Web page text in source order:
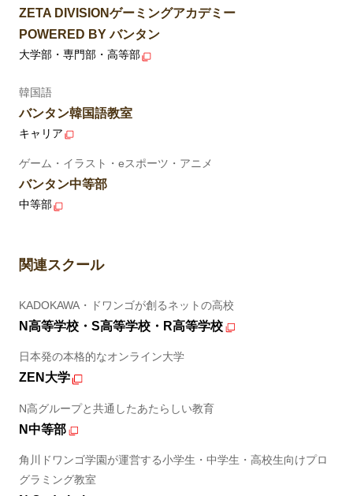
ZETA DIVISIONゲーミングアカデミー
POWERED BY バンタン
大学部・専門部・高等部
韓国語
バンタン韓国語教室
キャリア
ゲーム・イラスト・eスポーツ・アニメ
バンタン中等部
中等部
関連スクール
KADOKAWA・ドワンゴが創るネットの高校
N高等学校・S高等学校・R高等学校
日本発の本格的なオンライン大学
ZEN大学
N高グループと共通したあたらしい教育
N中等部
角川ドワンゴ学園が運営する小学生・中学生・高校生向けプロ
グラミング教室